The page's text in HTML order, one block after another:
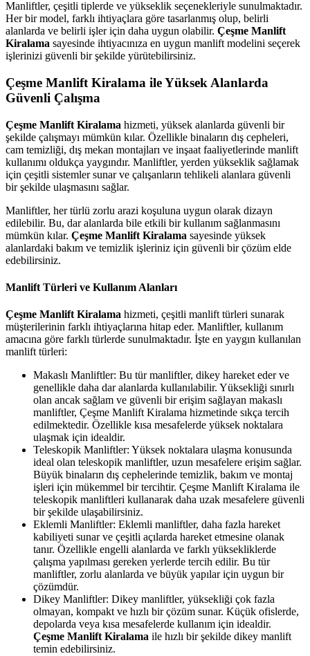
Manliftler, çeşitli tiplerde ve yükseklik seçenekleriyle sunulmaktadır.
Her bir model, farklı ihtiyaçlara göre tasarlanmış olup, belirli
alanlarda ve belirli işler için daha uygun olabilir. Çeşme Manlift
Kiralama sayesinde ihtiyacınıza en uygun manlift modelini seçerek
işlerinizi güvenli bir şekilde yürütebilirsiniz.
Çeşme Manlift Kiralama ile Yüksek Alanlarda
Güvenli Çalışma
Çeşme Manlift Kiralama hizmeti, yüksek alanlarda güvenli bir
şekilde çalışmayı mümkün kılar. Özellikle binaların dış cepheleri,
cam temizliği, dış mekan montajları ve inşaat faaliyetlerinde manlift
kullanımı oldukça yaygındır. Manliftler, yerden yükseklik sağlamak
için çeşitli sistemler sunar ve çalışanların tehlikeli alanlara güvenli
bir şekilde ulaşmasını sağlar.
Manliftler, her türlü zorlu arazi koşuluna uygun olarak dizayn
edilebilir. Bu, dar alanlarda bile etkili bir kullanım sağlanmasını
mümkün kılar. Çeşme Manlift Kiralama sayesinde yüksek
alanlardaki bakım ve temizlik işleriniz için güvenli bir çözüm elde
edebilirsiniz.
Manlift Türleri ve Kullanım Alanları
Çeşme Manlift Kiralama hizmeti, çeşitli manlift türleri sunarak
müşterilerinin farklı ihtiyaçlarına hitap eder. Manliftler, kullanım
amacına göre farklı türlerde sunulmaktadır. İşte en yaygın kullanılan
manlift türleri:
Makaslı Manliftler: Bu tür manliftler, dikey hareket eder ve
genellikle daha dar alanlarda kullanılabilir. Yüksekliği sınırlı
olan ancak sağlam ve güvenli bir erişim sağlayan makaslı
manliftler, Çeşme Manlift Kiralama hizmetinde sıkça tercih
edilmektedir. Özellikle kısa mesafelerde yüksek noktalara
ulaşmak için idealdir.
Teleskopik Manliftler: Yüksek noktalara ulaşma konusunda
ideal olan teleskopik manliftler, uzun mesafelere erişim sağlar.
Büyük binaların dış cephelerinde temizlik, bakım ve montaj
işleri için mükemmel bir tercihtir. Çeşme Manlift Kiralama ile
teleskopik manliftleri kullanarak daha uzak mesafelere güvenli
bir şekilde ulaşabilirsiniz.
Eklemli Manliftler: Eklemli manliftler, daha fazla hareket
kabiliyeti sunar ve çeşitli açılarda hareket etmesine olanak
tanır. Özellikle engelli alanlarda ve farklı yüksekliklerde
çalışma yapılması gereken yerlerde tercih edilir. Bu tür
manliftler, zorlu alanlarda ve büyük yapılar için uygun bir
çözümdür.
Dikey Manliftler: Dikey manliftler, yüksekliği çok fazla
olmayan, kompakt ve hızlı bir çözüm sunar. Küçük ofislerde,
depolarda veya kısa mesafelerde kullanım için idealdir.
Çeşme Manlift Kiralama ile hızlı bir şekilde dikey manlift
temin edebilirsiniz.